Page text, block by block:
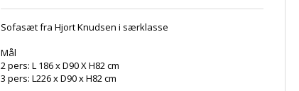
Sofasæt fra Hjort Knudsen i særklasse
Mål
2 pers: L 186 x D90 X H82 cm
3 pers: L226 x D90 x H82 cm